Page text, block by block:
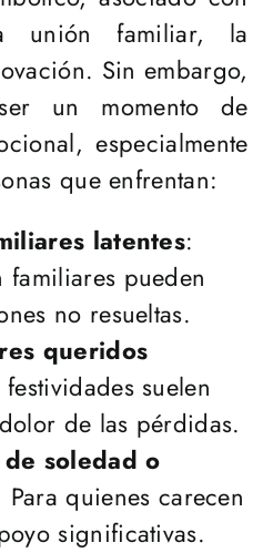
unión familiar, la
Sin embargo,
un momento de
especialmente
que enfrentan:
latentes:
familiares pueden
no resueltas.
queridos
suelen
de las pérdidas.
soledad o
Para quienes carecen
significativas.